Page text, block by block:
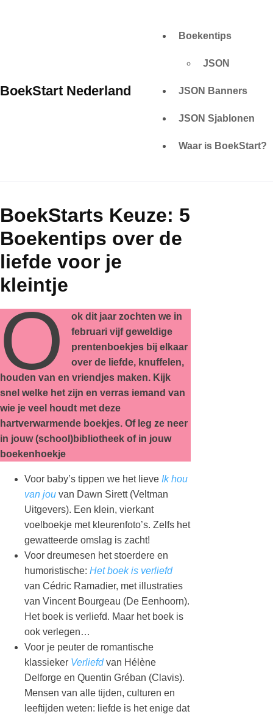
BoekStart Nederland
Boekentips
JSON
JSON Banners
JSON Sjablonen
Waar is BoekStart?
BoekStarts Keuze: 5
Boekentips over de
liefde voor je
kleintje
O
ok dit jaar zochten we in
februari vijf geweldige
prentenboekjes bij elkaar
over de liefde, knuffelen,
houden van en vriendjes maken. Kijk
snel welke het zijn en verras iemand van
wie je veel houdt met deze
hartverwarmende boekjes. Of leg ze neer
in jouw (school)bibliotheek of in jouw
boekenhoekje
Voor baby’s tippen we het lieve Ik hou
van jou van Dawn Sirett (Veltman
Uitgevers). Een klein, vierkant
voelboekje met kleurenfoto’s. Zelfs het
gewatteerde omslag is zacht!
Voor dreumesen het stoerdere en
humoristische: Het boek is verliefd
van Cédric Ramadier, met illustraties
van Vincent Bourgeau (De Eenhoorn).
Het boek is verliefd. Maar het boek is
ook verlegen…
Voor je peuter de romantische
klassieker Verliefdvan Hélène
Delforge en Quentin Gréban (Clavis).
Mensen van alle tijden, culturen en
leeftijden weten: liefde is het enige dat